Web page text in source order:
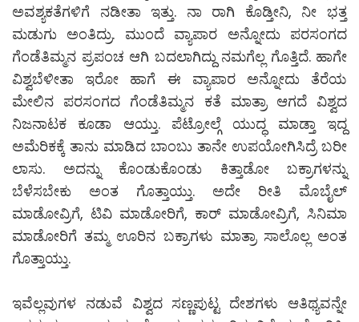
ಅವಶ್ಯಕತೆಗಳಿಗೆ ನಡೀತಾ ಇತ್ತು. ನಾ ರಾಗಿ ಕೊಡ್ತೀನಿ, ನೀ ಭತ್ತ
ಮಡುಗು ಅಂತಿದ್ರು. ಮುಂದೆ ವ್ಯಾಪಾರ ಅನ್ನೋದು ಪರಸಂಗದ
ಗೆಂಡೆತಿಮ್ಮನ ಪ್ರಪಂಚ ಆಗಿ ಬದಲಾಗಿದ್ದು ನಮಗೆಲ್ಲ ಗೊತ್ತಿದೆ. ಹಾಗೇ
ವಿಶ್ವಬೆಳೀತಾ ಇರೋ ಹಾಗೆ ಈ ವ್ಯಾಪಾರ ಅನ್ನೋದು ತೆರೆಯ
ಮೇಲಿನ ಪರಸಂಗದ ಗೆಂಡೆತಿಮ್ಮನ ಕತೆ ಮಾತ್ರಾ ಆಗದೆ ವಿಶ್ವದ
ನಿಜನಾಟಕ ಕೂಡಾ ಆಯ್ತು. ಪೆಟ್ರೋಲ್ಗೆ ಯುದ್ಧ ಮಾಡ್ತಾ ಇದ್ದ
ಅಮೆರಿಕಕ್ಕೆ ತಾನು ಮಾಡಿದ ಬಾಂಬು ತಾನೇ ಉಪಯೋಗಿಸಿದ್ರೆ ಬರೀ
ಲಾಸು. ಅದನ್ನು ಕೊಂಡುಕೊಂಡು ಕಿತ್ತಾಡೋ ಬಕ್ರಾಗಳನ್ನು
ಬೆಳೆಸಬೇಕು ಅಂತ ಗೊತ್ತಾಯ್ತು. ಅದೇ ರೀತಿ ಮೊಬೈಲ್
ಮಾಡೋವ್ರಿಗೆ, ಟಿವಿ ಮಾಡೋರಿಗೆ, ಕಾರ್ ಮಾಡೋವ್ರಿಗೆ, ಸಿನಿಮಾ
ಮಾಡೋರಿಗೆ ತಮ್ಮ ಊರಿನ ಬಕ್ರಾಗಳು ಮಾತ್ರಾ ಸಾಲೊಲ್ಲ ಅಂತ
ಗೊತ್ತಾಯ್ತು.
ಇವೆಲ್ಲವುಗಳ ನಡುವೆ ವಿಶ್ವದ ಸಣ್ಣಪುಟ್ಟ ದೇಶಗಳು ಆತಿಥ್ಯವನ್ನೇ